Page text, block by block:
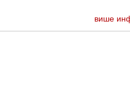
више